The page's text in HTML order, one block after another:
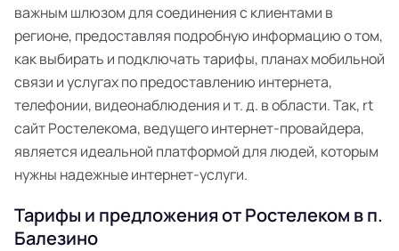
важным шлюзом для соединения с клиентами в
регионе, предоставляя подробную информацию о том,
как выбирать и подключать тарифы, планах мобильной
связи и услугах по предоставлению интернета,
телефонии, видеонаблюдения и т. д. в области. Так, rt
сайт Ростелекома, ведущего интернет-провайдера,
является идеальной платформой для людей, которым
нужны надежные интернет-услуги.
Тарифы и предложения от Ростелеком в п.
Балезино